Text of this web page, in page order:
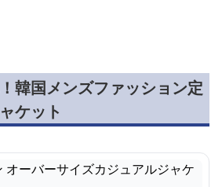
韓国メンズファッション定
ケット